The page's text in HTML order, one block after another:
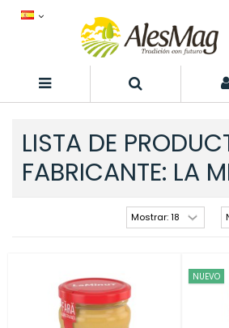
LISTA DE
FABRICANTE: LA
NUEVO